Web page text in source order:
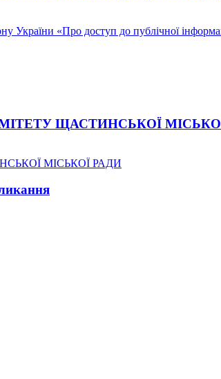
України «Про доступ до публічної
ЩАСТИНСЬКОЇ
МІСЬКОЇ РАДИ